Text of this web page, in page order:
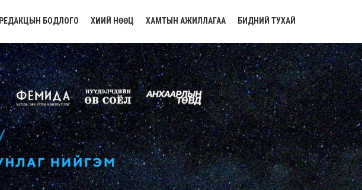
РЕДАКЦЫН БОДЛОГО ХҮНИЙ НӨӨЦ ХАМТЫН АЖИЛЛАГАА БИДНИЙ ТУХАЙ